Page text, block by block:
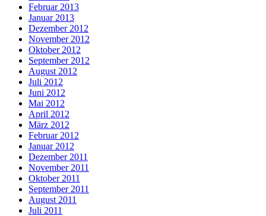
Februar 2013
Januar 2013
Dezember 2012
November 2012
Oktober 2012
September 2012
August 2012
Juli 2012
Juni 2012
Mai 2012
April 2012
März 2012
Februar 2012
Januar 2012
Dezember 2011
November 2011
Oktober 2011
September 2011
August 2011
Juli 2011